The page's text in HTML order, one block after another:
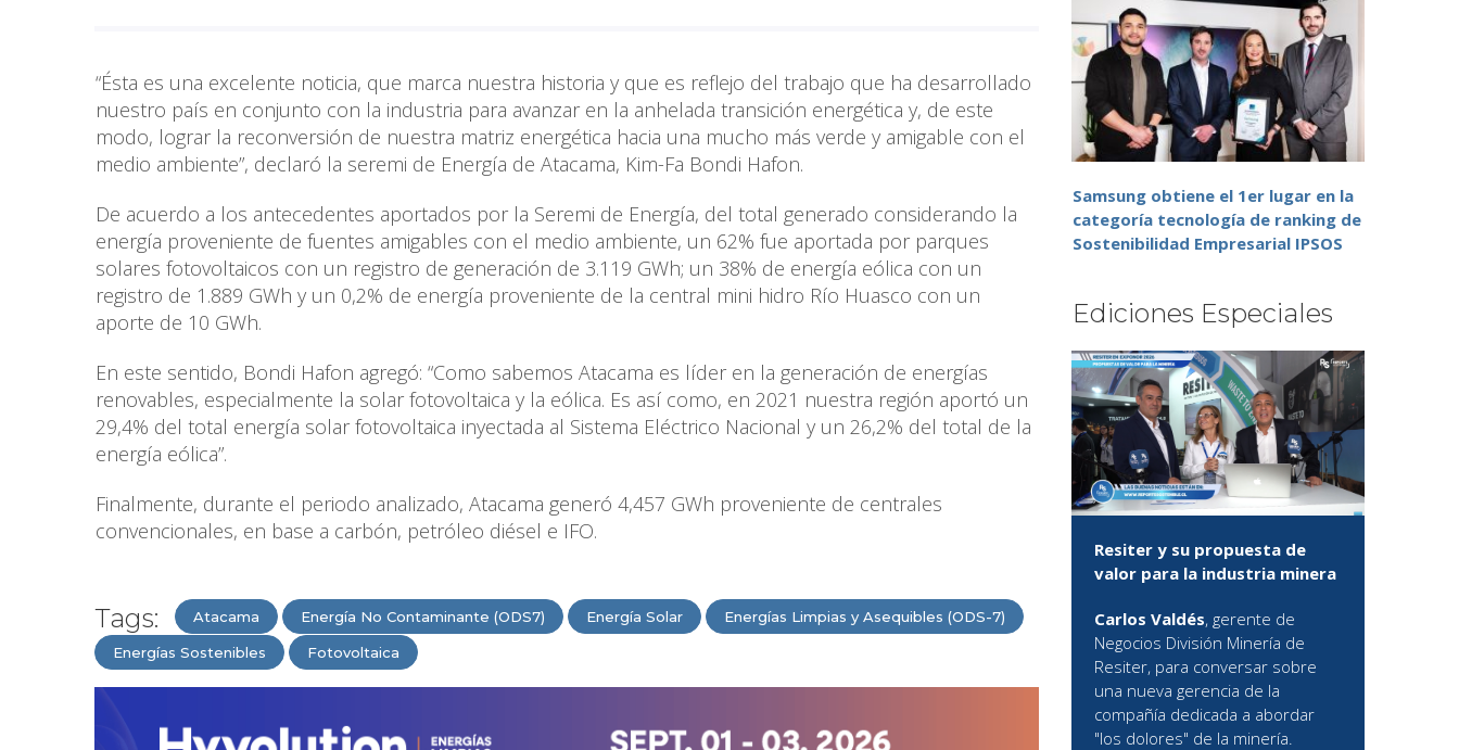
“Ésta es una excelente noticia, que marca nuestra historia y que es reflejo del trabajo que ha desarrollado
nuestro país en conjunto con la industria para avanzar en la anhelada transición energética y, de este
modo, lograr la reconversión de nuestra matriz energética hacia una mucho más verde y amigable con el
medio ambiente”, declaró la seremi de Energía de Atacama, Kim-Fa Bondi Hafon.
De acuerdo a los antecedentes aportados por la Seremi de Energía, del total generado considerando la
energía proveniente de fuentes amigables con el medio ambiente, un 62% fue aportada por parques
solares fotovoltaicos con un registro de generación de 3.119 GWh; un 38% de energía eólica con un
registro de 1.889 GWh y un 0,2% de energía proveniente de la central mini hidro Río Huasco con un
aporte de 10 GWh.
En este sentido, Bondi Hafon agregó: “Como sabemos Atacama es líder en la generación de energías
renovables, especialmente la solar fotovoltaica y la eólica. Es así como, en 2021 nuestra región aportó un
29,4% del total energía solar fotovoltaica inyectada al Sistema Eléctrico Nacional y un 26,2% del total de la
energía eólica”.
Finalmente, durante el periodo analizado, Atacama generó 4,457 GWh proveniente de centrales
convencionales, en base a carbón, petróleo diésel e IFO.
Tags: Atacama Energía No Contaminante (ODS7) Energía Solar Energías Limpias y Asequibles (ODS-7)
Energías Sostenibles Fotovoltaica
Samsung obtiene el 1er lugar en la
categoría tecnología de ranking de
Sostenibilidad Empresarial IPSOS
Ediciones Especiales
Resiter y su propuesta de
valor para la industria minera
Carlos Valdés, gerente de
Negocios División Minería de
Resiter, para conversar sobre
una nueva gerencia de la
compañía dedicada a abordar
"los dolores" de la minería.